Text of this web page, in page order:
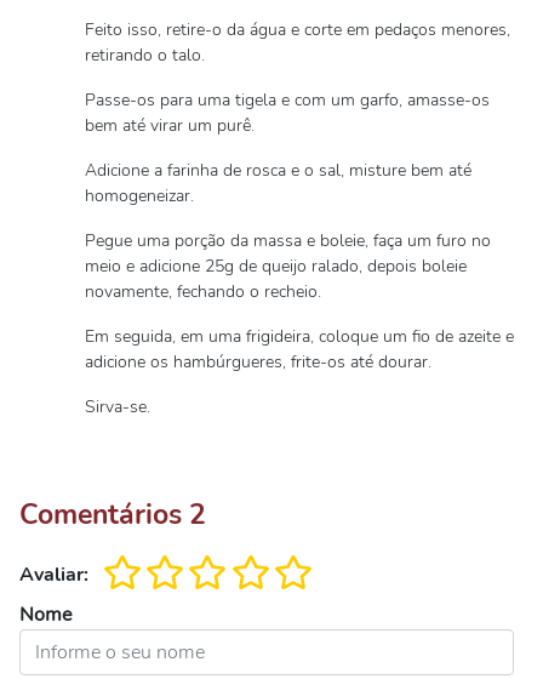
Feito isso, retire-o da água e corte em pedaços menores,
retirando o talo.
Passe-os para uma tigela e com um garfo, amasse-os
bem até virar um purê.
Adicione a farinha de rosca e o sal, misture bem até
homogeneizar.
Pegue uma porção da massa e boleie, faça um furo no
meio e adicione 25g de queijo ralado, depois boleie
novamente, fechando o recheio.
Em seguida, em uma frigideira, coloque um fio de azeite e
adicione os hambúrgueres, frite-os até dourar.
Sirva-se.
Comentários 2
Avaliar:
Nome